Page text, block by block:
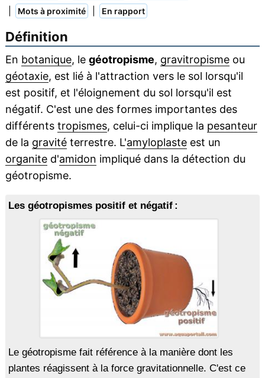
Mots à proximité En rapport
Définition
En botanique, le géotropisme, gravitropismeou
géotaxie, est lié à l'attraction vers le sol lorsqu'il
est positif, et l'éloignement du sol lorsqu'il est
négatif. C'est une des formes importantes des
différents tropismes, celui-ci implique la pesanteur
de la gravitéterrestre. L'amyloplasteest un
organited'amidon impliqué dans la détection du
géotropisme.
Les géotropismes positif et négatif :
Le géotropisme fait référence à la manière dont les
plantes réagissent à la force gravitationnelle. C'est ce